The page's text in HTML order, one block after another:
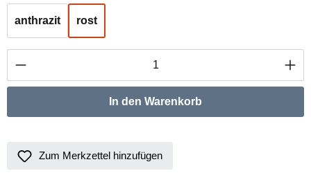
anthrazit rost
Produkt Anzahl: Gib den gewünschten
In den Warenkorb
Zum Merkzettel hinzufügen